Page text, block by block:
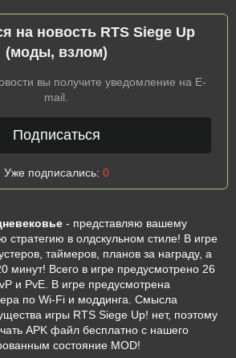
на новость RTS Siege Up
(моды, взлом)
вы получите уведомление на E-
mail.
Подписаться
Уже подписались: 0
- представляю вашему
в олдскульном стиле! В игре
таймеров, планов за награду, а
минут! Всего в игре предусмотрено 26
и PvE. В игре предусмотрена
по Wi-Fi и моддинга. Смысла
игры RTS Siege Up! нет, поэтому
APK файл бесплатно с нашего
состояние MOD!